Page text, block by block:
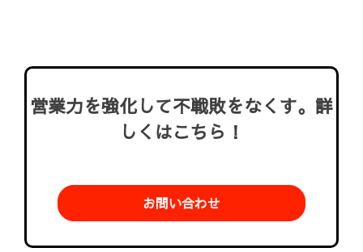
営業力を強化して不戦敗をなくす。詳
しくはこちら！
お問い合わせ